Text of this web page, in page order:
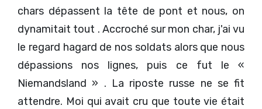
chars dépassent la tête de pont et nous, on
dynamitait tout . Accroché sur mon char, j'ai vu
le regard hagard de nos soldats alors que nous
dépassions nos lignes, puis ce fut le «
Niemandsland » . La riposte russe ne se fit
attendre. Moi qui avait cru que toute vie était